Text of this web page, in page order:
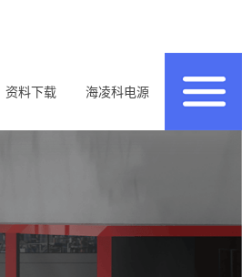
资料下载 海凌科电源